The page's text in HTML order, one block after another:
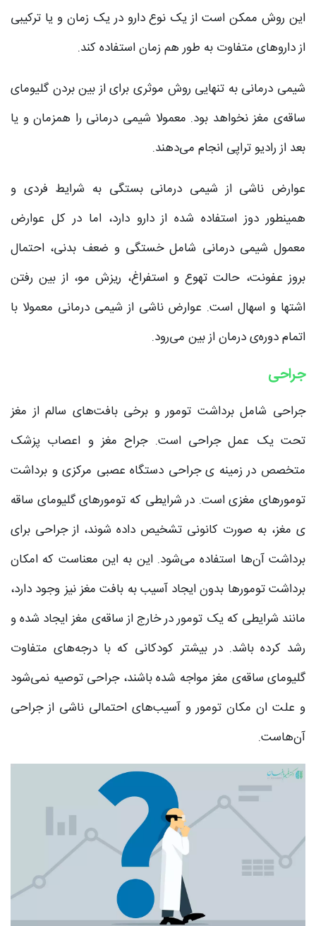
این روش ممکن است از یک نوع دارو در یک زمان و یا ترکیبی
از داروهای متفاوت به طور هم‌ زمان استفاده کند.
شیمی درمانی به تنهایی روش موثری برای از بین بردن گلیومای
ساقه‌ی مغز نخواهد بود. معمولا شیمی درمانی را همزمان و یا
بعد از رادیو تراپی انجام می‌دهند.
عوارض ناشی از شیمی درمانی بستگی به شرایط فردی و
همینطور دوز استفاده شده از دارو دارد، اما در کل عوارض
معمول شیمی درمانی شامل خستگی و ضعف بدنی، احتمال
بروز عفونت، حالت تهوع و استفراغ، ریزش مو، از بین رفتن
اشتها و اسهال است. عوارض ناشی از شیمی درمانی معمولا با
اتمام دوره‌ی درمان از بین می‌رود.
جراحی
جراحی شامل برداشت تومور و برخی بافت‌های سالم از مغز
تحت یک عمل جراحی است. جراح مغز و اعصاب پزشک
متخصص در زمینه ی جراحی دستگاه عصبی مرکزی و برداشت
تومورهای مغزی است. در شرایطی که تومور‌های گلیومای ساقه
ی مغز، به صورت کانونی تشخیص داده شوند، از جراحی برای
برداشت آن‌ها استفاده می‌شود. این به این معناست که امکان
برداشت تومورها بدون ایجاد آسیب به بافت مغز نیز وجود دارد،
مانند شرایطی که یک تومور در خارج از ساقه‌ی مغز ایجاد شده و
رشد کرده باشد. در بیشتر کودکانی که با درجه‌های متفاوت
گلیومای ساقه‌ی مغز مواجه شده باشند، جراحی توصیه نمی‌شود
و علت ان مکان تومور و آسیب‌های احتمالی ناشی از جراحی
آن‌هاست.